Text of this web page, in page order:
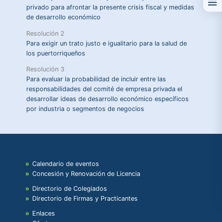
privado para afrontar la presente crisis fiscal y medidas
de desarrollo económico
Resolución 2
Para exigir un trato justo e igualitario para la salud de
los puertorriqueños
Resolución 3
Para evaluar la probabilidad de incluir entre las
responsabilidades del comité de empresa privada el
desarrollar ideas de desarrollo económico específicos
por industria o segmentos de negocios
Calendario de eventos
Concesión y Renovación de Licencia
Directorio de Colegiados
Directorio de Firmas y Practicantes
Enlaces